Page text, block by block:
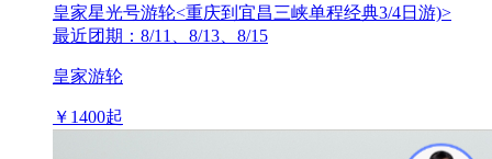
皇家星光号游轮<重庆到宜昌三峡单程经典3/4日游)>
最近团期：8/11、8/13、8/15
皇家游轮
￥ 1400起